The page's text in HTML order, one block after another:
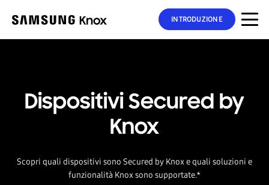
INTRODUZIONE
Dispositivi Secured by
Knox
Scopri quali dispositivi sono Secured by Knox e quali soluzioni e
funzionalità Knox sono supportate.*